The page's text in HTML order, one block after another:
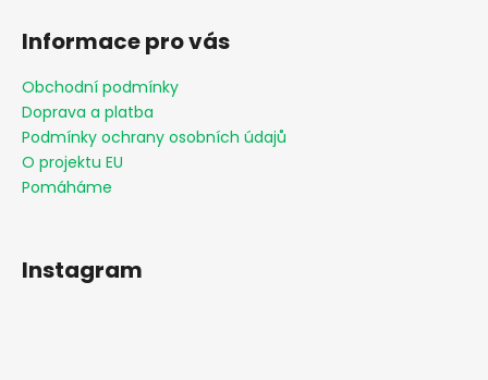
Informace pro vás
Obchodní podmínky
Doprava a platba
Podmínky ochrany osobních údajů
O projektu EU
Pomáháme
Instagram